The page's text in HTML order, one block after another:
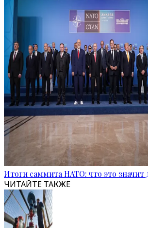
Итоги саммита НАТО: что это
ЧИТАЙТЕ ТАКЖЕ